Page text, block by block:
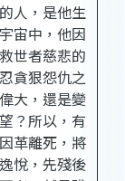
人，是他生
宙中，他因
世者慈悲的
貪狠怨仇之
大，還是變
？所以，有
革離死，將
悅，先殘後